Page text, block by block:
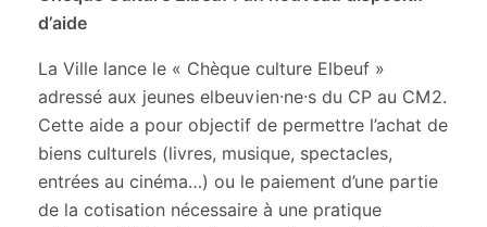
d’aide
La Ville lance le « Chèque culture Elbeuf »
adressé aux jeunes elbeuvien·ne·s du CP au CM2.
Cette aide a pour objectif de permettre l’achat de
biens culturels (livres, musique, spectacles,
entrées au cinéma…) ou le paiement d’une partie
de la cotisation nécessaire à une pratique